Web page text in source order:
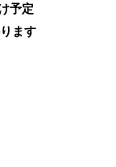
予定
ます